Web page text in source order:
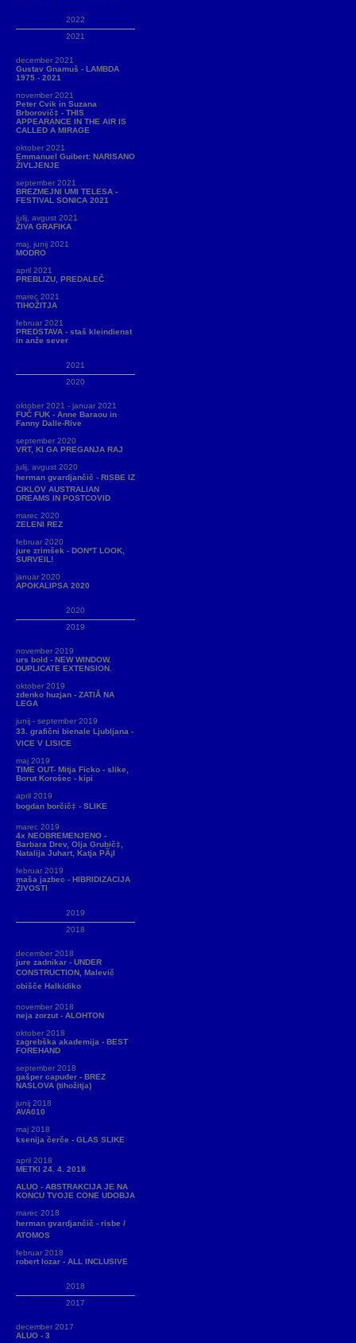
2022
2021
december 2021
Gustav Gnamuš - LAMBDA
1975 - 2021
november 2021
Peter Cvik in Suzana
Brborovič‡ - THIS
APPEARANCE IN THE AIR IS
CALLED A MIRAGE
oktober 2021
Emmanuel Guibert: NARISANO
ŽIVLJENJE
september 2021
BREZMEJNI UMI TELESA -
FESTIVAL SONICA 2021
julij, avgust 2021
ŽIVA GRAFIKA
maj, junij 2021
MODRO
april 2021
PREBLIZU, PREDALEČ
marec 2021
TIHOŽITJA
februar 2021
PREDSTAVA - staš kleindienst
in anže sever
2021
2020
oktober 2021 - januar 2021
FUČ FUK - Anne Baraou in
Fanny Dalle-Rive
september 2020
VRT, KI GA PREGANJA RAJ
julij, avgust 2020
herman gvardjančič - RISBE IZ
CIKLOV AUSTRALIAN
DREAMS IN POSTCOVID
marec 2020
ZELENI REZ
februar 2020
jure zrimšek - DON*T LOOK,
SURVEIL!
januar 2020
APOKALIPSA 2020
2020
2019
november 2019
urs bold - NEW WINDOW.
DUPLICATE EXTENSION.
oktober 2019
zdenko huzjan - ZATIÅ NA
LEGA
junij - september 2019
33. grafični bienale Ljubljana -
VICE V LISICE
maj 2019
TIME OUT- Mitja Ficko - slike,
Borut Korošec - kipi
april 2019
bogdan borčič‡ - SLIKE
marec 2019
4x NEOBREMENJENO -
Barbara Drev, Olja Grubič‡,
Natalija Juhart, Katja PÃ¡l
februar 2019
maša jazbec - HIBRIDIZACIJA
ŽIVOSTI
2019
2018
december 2018
jure zadnikar - UNDER
CONSTRUCTION, Malevič
obišče Halkidiko
november 2018
neja zorzut - ALOHTON
oktober 2018
zagrebška akademija - BEST
FOREHAND
september 2018
gašper capuder - BREZ
NASLOVA (tihožitja)
junij 2018
AVA010
maj 2018
ksenija čerče - GLAS SLIKE
april 2018
METKI 24. 4. 2018
ALUO - ABSTRAKCIJA JE NA
KONCU TVOJE CONE UDOBJA
marec 2018
herman gvardjančič - risbe /
ATOMOS
februar 2018
robert lozar - ALL INCLUSIVE
2018
2017
december 2017
ALUO - 3